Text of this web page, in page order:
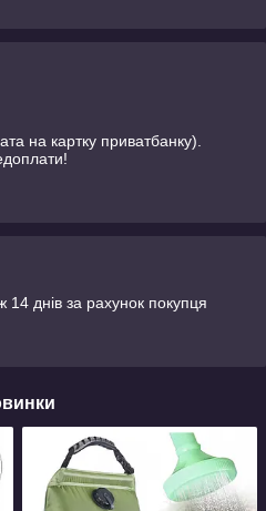
на картку приватбанку).
днів за рахунок покупця